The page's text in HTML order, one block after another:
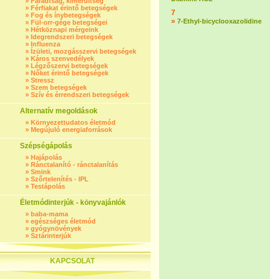
» Férfiakat érintő betegségek
» Fog és ínybetegségek
» Fül-orr-gége betegségei
» Hétköznapi mérgeink
» Idegrendszeri betegségek
» Influenza
» Ízületi, mozgásszervi betegségek
» Káros szenvedélyek
» Légzőszervi betegségek
» Nőket érintő betegségek
» Stressz
» Szem betegségek
» Szív és érrendszeri betegségek
Alternatív megoldások
» Környezettudatos életmód
» Megújuló energiaforrások
Szépségápolás
» Hajápolás
» Ránctalanító - ránctalanítás
» Smink
» Szőrtelenítés - IPL
» Testápolás
Életmódinterjúk - könyvajánlók
» baba-mama
» egészséges életmód
» gyógynövények
» Sztárinterjúk
KAPCSOLAT
7
» 7-Ethyl-bicyclooxazolidine